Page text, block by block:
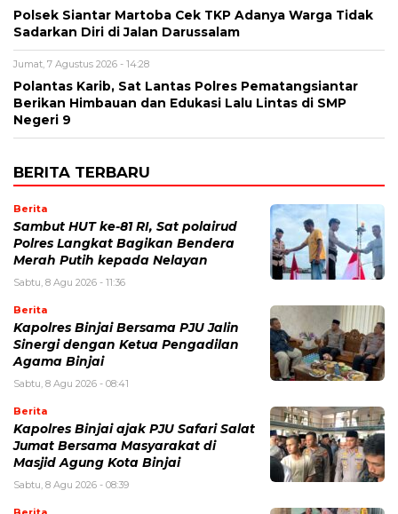
Polsek Siantar Martoba Cek TKP Adanya Warga Tidak
Sadarkan Diri di Jalan Darussalam
Jumat, 7 Agustus 2026 - 14:28
Polantas Karib, Sat Lantas Polres Pematangsiantar
Berikan Himbauan dan Edukasi Lalu Lintas di SMP
Negeri 9
BERITA TERBARU
Berita
Sambut HUT ke-81 RI, Sat polairud
Polres Langkat Bagikan Bendera
Merah Putih kepada Nelayan
Sabtu, 8 Agu 2026 - 11:36
Berita
Kapolres Binjai Bersama PJU Jalin
Sinergi dengan Ketua Pengadilan
Agama Binjai
Sabtu, 8 Agu 2026 - 08:41
Berita
Kapolres Binjai ajak PJU Safari Salat
Jumat Bersama Masyarakat di
Masjid Agung Kota Binjai
Sabtu, 8 Agu 2026 - 08:39